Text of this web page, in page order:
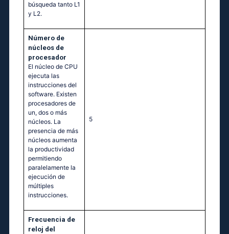
búsqueda tanto L1
y L2.
Número de
núcleos de
procesador
El núcleo de CPU
ejecuta las
instrucciones del
software. Existen
procesadores de
un, dos o más
núcleos. La
presencia de más
núcleos aumenta
la productividad
permitiendo
paralelamente la
ejecución de
múltiples
instrucciones.
5
Frecuencia de
reloj del